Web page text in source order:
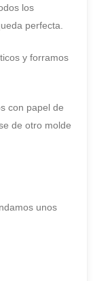
los
perfecta.
y forramos
con papel de
de otro molde
unos